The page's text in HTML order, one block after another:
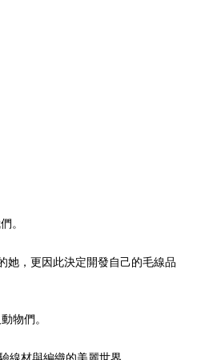
。
，更因此決定開發自己的毛線品
物們。